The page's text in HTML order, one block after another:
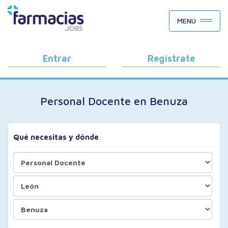
BUSCAR CANDIDATOS
OFERTAS DE EMPLEO
COMO FUNCIONA
PORQUÉ FARMACIAS.JOBS
MENÚ
Entrar Regístrate
Personal Docente en Benuza
Qué necesitas y dónde